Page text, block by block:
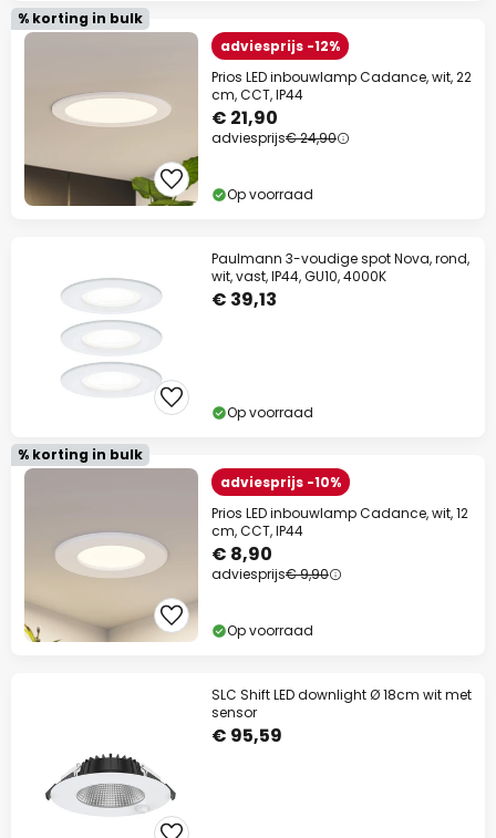
% korting in bulk
adviesprijs -12%
Prios LED inbouwlamp Cadance, wit, 22
cm, CCT, IP44
€ 21,90
adviesprijs€ 24,90
Op voorraad
Paulmann 3-voudige spot Nova, rond,
wit, vast, IP44, GU10, 4000K
€ 39,13
Op voorraad
% korting in bulk
adviesprijs -10%
Prios LED inbouwlamp Cadance, wit, 12
cm, CCT, IP44
€ 8,90
adviesprijs€ 9,90
Op voorraad
SLC Shift LED downlight Ø 18cm wit met
sensor
€ 95,59